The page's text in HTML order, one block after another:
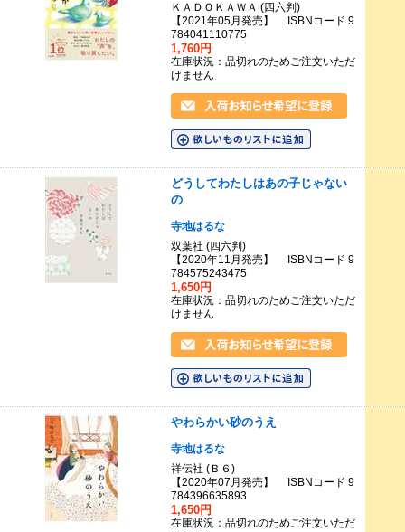
ＫＡＤＯＫＡＷＡ (四六判)
【2021年05月発売】 ISBNコード 9
784041110775
1,760円
在庫状況：品切れのためご注文いただ
けません
どうしてわたしはあの子じゃない
の
寺地はるな
双葉社 (四六判)
【2020年11月発売】 ISBNコード 9
784575243475
1,650円
在庫状況：品切れのためご注文いただ
けません
やわらかい砂のうえ
寺地はるな
祥伝社 (Ｂ６)
【2020年07月発売】 ISBNコード 9
784396635893
1,650円
在庫状況：品切れのためご注文いただ